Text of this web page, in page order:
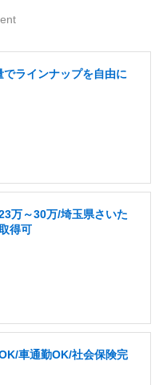
ラインナップを自由に
万～30万/埼玉県さいた
得可
車通勤OK/社会保険完